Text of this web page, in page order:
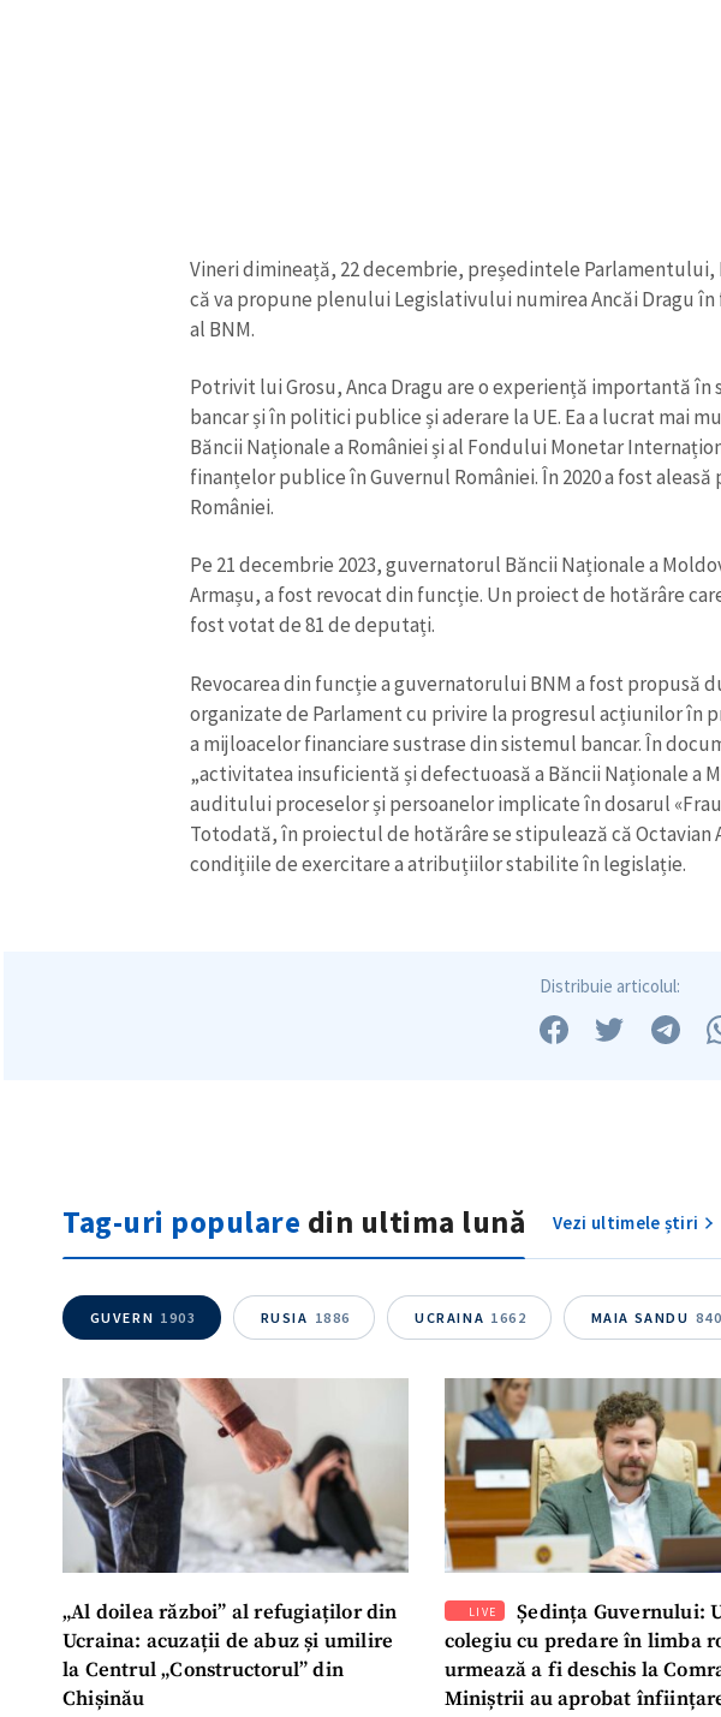
Vineri dimineață, 22 decembrie, președintele Parlamentului,
că va propune plenului Legislativului numirea Ancăi Dragu
al BNM.
Potrivit lui Grosu, Anca Dragu are o experiență importantă
bancar și în politici publice și aderare la UE. Ea a lucrat mai
Băncii Naționale a României și al Fondului Monetar
finanțelor publice în Guvernul României. În 2020 a fost
României.
Pe 21 decembrie 2023, guvernatorul Băncii Naționale a
Armașu, a fost revocat din funcție. Un proiect de hotărâre
fost votat de 81 de deputați.
Revocarea din funcție a guvernatorului BNM a fost propusă
organizate de Parlament cu privire la progresul acțiunilor în
a mijloacelor financiare sustrase din sistemul bancar. În
„activitatea insuficientă și defectuoasă a Băncii Naționale a
auditului proceselor și persoanelor implicate în dosarul
Totodată, în proiectul de hotărâre se stipulează că Octavian
condițiile de exercitare a atribuțiilor stabilite în legislație.
Distribuie articolul:
Tag-uri populare din ultima lună Vezi ultimele știri
GUVERN 1903 RUSIA 1886 UCRAINA 1662 MAIA SANDU 840
„Al doilea război” al refugiaților din
Ucraina: acuzații de abuz și umilire
la Centrul „Constructorul” din
Chișinău
LIVE
Ședința Guvernului:
colegiu cu predare în limba
urmează a fi deschis la
Miniștrii au aprobat